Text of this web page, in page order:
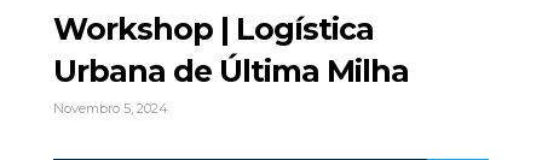
Workshop | Logística
Urbana de Última Milha
Novembro 5, 2024